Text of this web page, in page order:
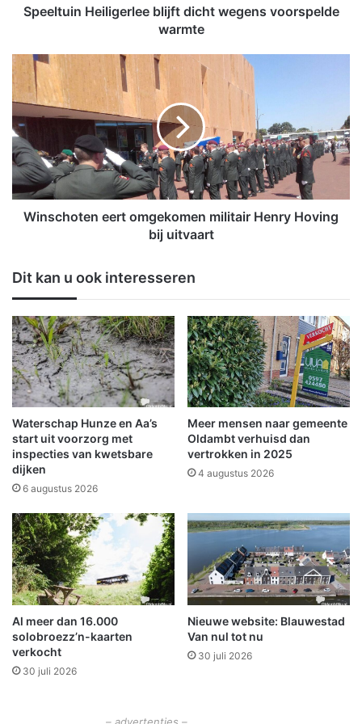
l
i
g
e
r
l
e
e
b
t
d
i
c
h
t
w
e
g
e
n
s
v
o
r
s
p
e
l
d
e
w
a
Speeltuin Heiligerlee blijft dicht wegens voorspelde
warmte
W
s
c
h
o
t
e
t
o
m
g
e
k
o
m
e
n
m
i
l
t
a
i
r
H
e
n
r
y
H
Winschoten eert omgekomen militair Henry Hoving
bij uitvaart
Dit kan u ook interesseren
Waterschap Hunze en Aa’s
start uit voorzorg met
inspecties van kwetsbare
dijken
6 augustus 2026
Meer mensen naar gemeente
Oldambt verhuisd dan
vertrokken in 2025
4 augustus 2026
Al meer dan 16.000
solobroezz’n-kaarten
verkocht
30 juli 2026
Nieuwe website: Blauwestad
Van nul tot nu
30 juli 2026
– advertenties –